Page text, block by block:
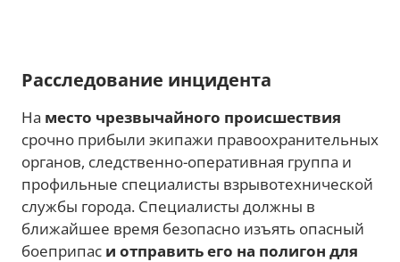
Расследование инцидента
На место чрезвычайного происшествия
срочно прибыли экипажи правоохранительных
органов, следственно-оперативная группа и
профильные специалисты взрывотехнической
службы города. Специалисты должны в
ближайшее время безопасно изъять опасный
боеприпас и отправить его на полигон для